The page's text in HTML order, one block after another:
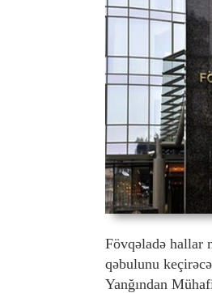
Fövqəladə hallar
qəbulunu
Yanğından